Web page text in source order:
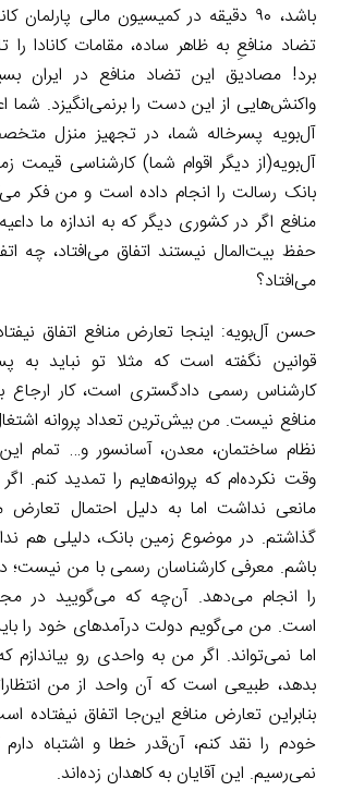
باشد، ۹۰ دقیقه در کمیسیون مالی
تضاد منافعِ به ظاهر ساده، مقامات کانادا
برد! مصادیق این تضاد منافع در ایران
واکنش‌هایی از این دست را برنمی‌انگیزد. شما
آل‌بویه پسرخاله شما، در تجهیز منزل
آل‌بویه(از دیگر اقوام شما) کارشناسی قیمت
بانک رسالت را انجام داده است و من فکر
منافع اگر در کشوری دیگر که به اندازه ما
حفظ بیت‌المال نیستند اتفاق می‌افتاد، چه
می‌افتاد؟
حسن آل‌بویه: اینجا تعارض منافع اتفاق
قوانین نگفته است که مثلا تو نباید به
کارشناس رسمی دادگستری است، کار
منافع نیست. من بیش‌ترین تعداد پروانه
نظام ساختمان، معدن، آسانسور و… تمام
وقت نکرده‌ام که پروانه‌هایم را تمدید کنم.
مانعی نداشت اما به دلیل احتمال تعارض
گذاشتم. در موضوع زمین بانک، دلیلی هم
باشم. معرفی کارشناسان رسمی با من نیست؛
را انجام می‌دهد. آن‌چه که می‌گویید در
است. من می‌گویم دولت درآمدهای خود را
اما نمی‌تواند. اگر من به واحدی رو بیاندازم
بدهد، طبیعی است که آن واحد از من
بنابراین تعارض منافع این‌جا اتفاق نیفتاده
خودم را نقد کنم، آن‌قدر خطا و اشتباه
نمی‌رسیم. این آقایان به کاهدان زده‌اند.